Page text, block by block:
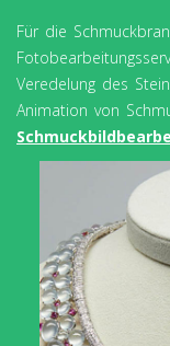
Für die
Veredelung des
Animation von